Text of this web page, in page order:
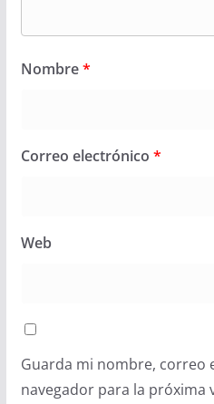
Nombre*
Correo electrónico *
Web
Guarda mi nombre, correo
navegador para la próxima